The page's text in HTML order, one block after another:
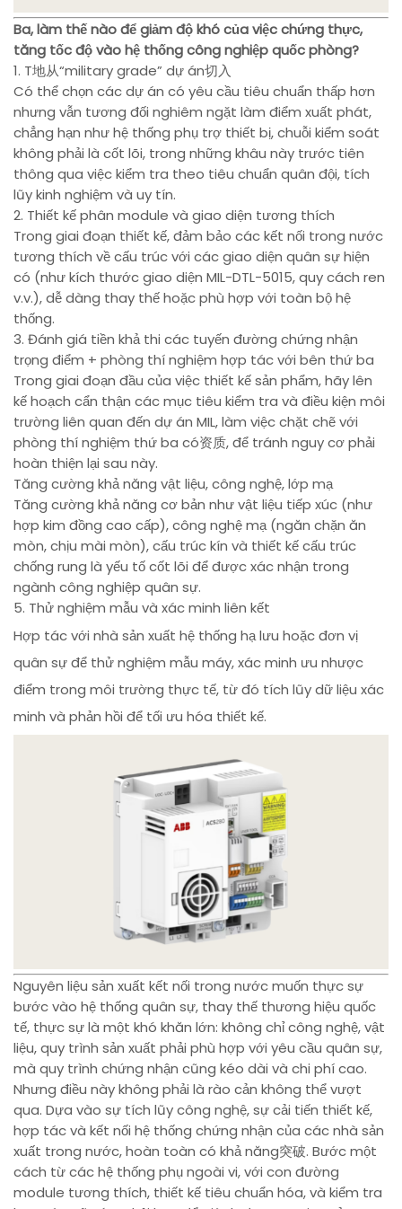
Ba, làm thế nào để giảm độ khó của việc chứng thực,
tăng tốc độ vào hệ thống công nghiệp quốc phòng?
1. T地从“military grade” dự án切入
Có thể chọn các dự án có yêu cầu tiêu chuẩn thấp hơn
nhưng vẫn tương đối nghiêm ngặt làm điểm xuất phát,
chẳng hạn như hệ thống phụ trợ thiết bị, chuỗi kiểm soát
không phải là cốt lõi, trong những khâu này trước tiên
thông qua việc kiểm tra theo tiêu chuẩn quân đội, tích
lũy kinh nghiệm và uy tín.
2. Thiết kế phân module và giao diện tương thích
Trong giai đoạn thiết kế, đảm bảo các kết nối trong nước
tương thích về cấu trúc với các giao diện quân sự hiện
có (như kích thước giao diện MIL-DTL-5015, quy cách ren
v.v.), dễ dàng thay thế hoặc phù hợp với toàn bộ hệ
thống.
3. Đánh giá tiền khả thi các tuyến đường chứng nhận
trọng điểm + phòng thí nghiệm hợp tác với bên thứ ba
Trong giai đoạn đầu của việc thiết kế sản phẩm, hãy lên
kế hoạch cẩn thận các mục tiêu kiểm tra và điều kiện môi
trường liên quan đến dự án MIL, làm việc chặt chẽ với
phòng thí nghiệm thứ ba có资质, để tránh nguy cơ phải
hoàn thiện lại sau này.
Tăng cường khả năng vật liệu, công nghệ, lớp mạ
Tăng cường khả năng cơ bản như vật liệu tiếp xúc (như
hợp kim đồng cao cấp), công nghệ mạ (ngăn chặn ăn
mòn, chịu mài mòn), cấu trúc kín và thiết kế cấu trúc
chống rung là yếu tố cốt lõi để được xác nhận trong
ngành công nghiệp quân sự.
5. Thử nghiệm mẫu và xác minh liên kết
Hợp tác với nhà sản xuất hệ thống hạ lưu hoặc đơn vị
quân sự để thử nghiệm mẫu máy, xác minh ưu nhược
điểm trong môi trường thực tế, từ đó tích lũy dữ liệu xác
minh và phản hồi để tối ưu hóa thiết kế.
Nguyên liệu sản xuất kết nối trong nước muốn thực sự
bước vào hệ thống quân sự, thay thế thương hiệu quốc
tế, thực sự là một khó khăn lớn: không chỉ công nghệ, vật
liệu, quy trình sản xuất phải phù hợp với yêu cầu quân sự,
mà quy trình chứng nhận cũng kéo dài và chi phí cao.
Nhưng điều này không phải là rào cản không thể vượt
qua. Dựa vào sự tích lũy công nghệ, sự cải tiến thiết kế,
hợp tác và kết nối hệ thống chứng nhận của các nhà sản
xuất trong nước, hoàn toàn có khả năng突破. Bước một
cách từ các hệ thống phụ ngoài vi, với con đường
module tương thích, thiết kế tiêu chuẩn hóa, và kiểm tra